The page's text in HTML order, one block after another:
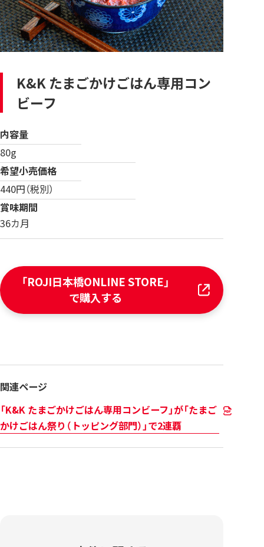
K&K たまごかけごはん専用コン
ビーフ
内容量
80g
希望小売価格
440円（税別）
賞味期間
36カ月
「ROJI日本橋ONLINE STORE」
で購入する
関連ページ
「K&K たまごかけごはん専用コンビーフ」が「たまご
かけごはん祭り（トッピング部門）」で2連覇